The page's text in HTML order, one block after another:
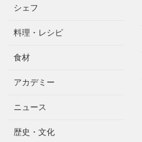
シェフ
料理・レシピ
食材
アカデミー
ニュース
歴史・文化